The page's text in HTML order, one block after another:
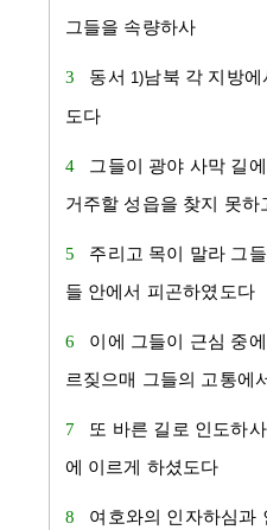
그들을 속량하사
3 동서 1)남북 각 지방에
도다
4 그들이 광야 사막 길
거주할 성읍을 찾지 못하
5 주리고 목이 말라 그
들 안에서 피곤하였도다
6 이에 그들이 근심 중
르짖으매 그들의 고통에
7 또 바른 길로 인도하
에 이르게 하셨도다
8 여호와의 인자하심과